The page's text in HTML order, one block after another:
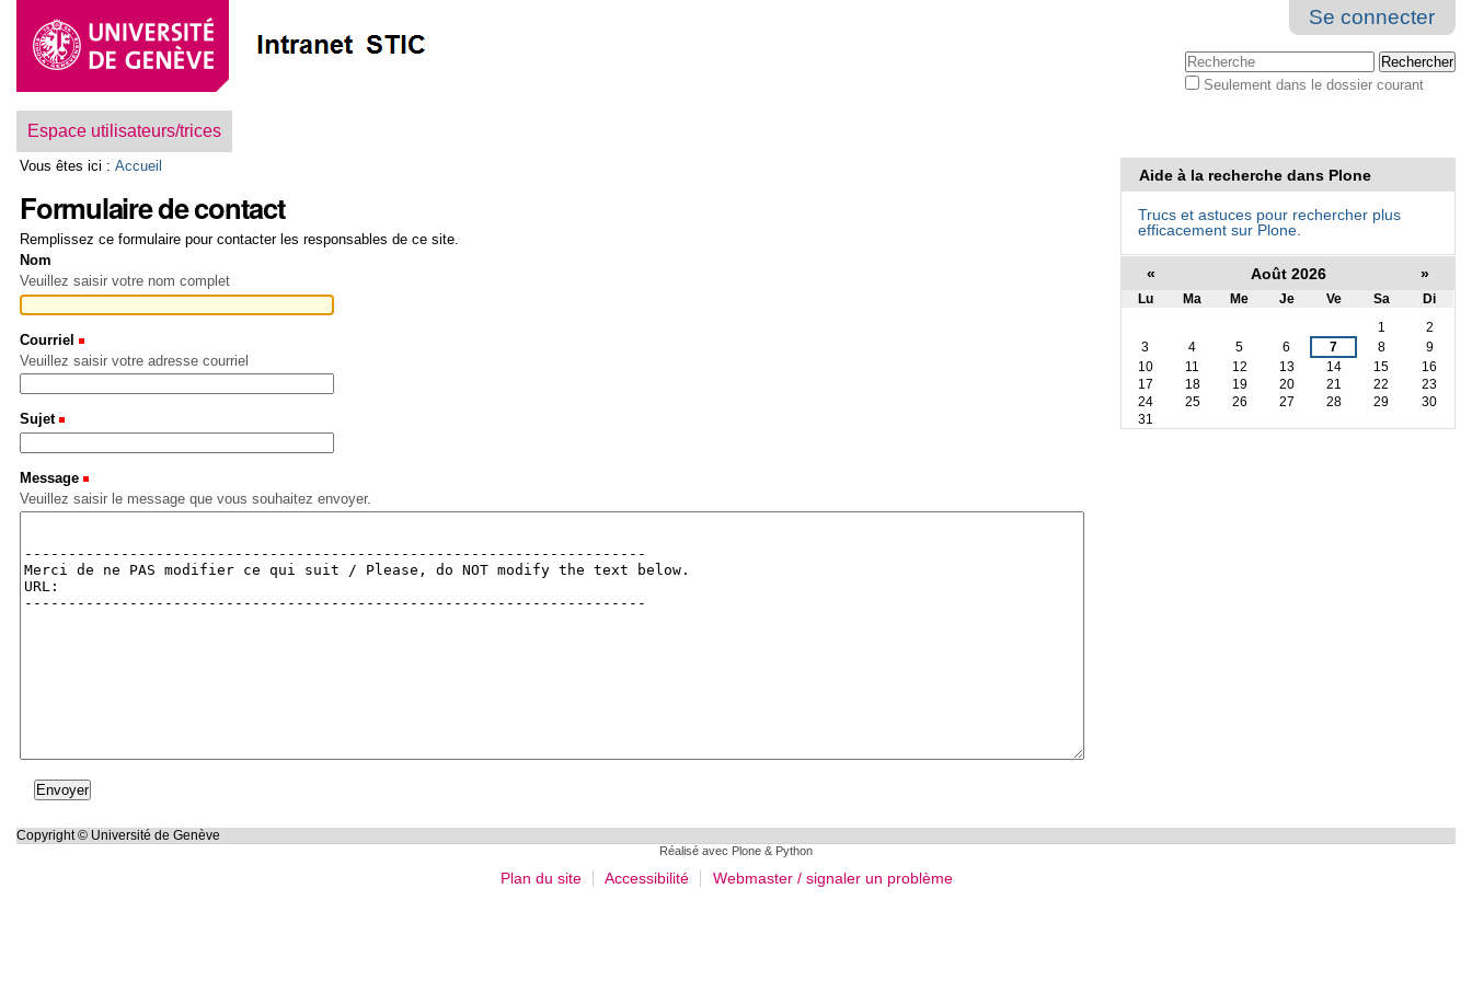
contenu.
à
la
navigation
personnels
Se connecter
Chercher par
Seulement dans le dossier courant
Espace utilisateurs/trices
Vous êtes ici : Accueil
Formulaire de contact
Remplissez ce formulaire pour contacter les responsables de ce site.
Nom
Veuillez saisir votre nom complet
Courriel
Veuillez saisir votre adresse courriel
Sujet
Message
Veuillez saisir le message que vous souhaitez envoyer.
Aide à la recherche dans Plone
Trucs et astuces pour rechercher plus
efficacement sur Plone.
« Août 2026 »
Lu Ma Me Je Ve Sa Di
1
2
3
4 5 6 7 8
9
10
11 12 13 14 15
16
17
18 19 20 21 22
23
24
25 26 27 28 29
30
31
Copyright © Université de Genève
Réalisé avec Plone & Python
Plan du site Accessibilité Webmaster / signaler un problème